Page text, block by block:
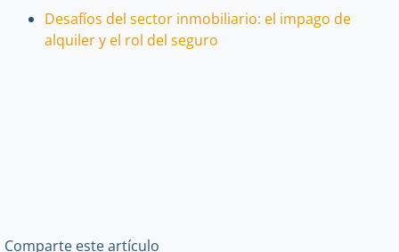
Desafíos del sector inmobiliario: el impago de
alquiler y el rol del seguro
Comparte este artículo